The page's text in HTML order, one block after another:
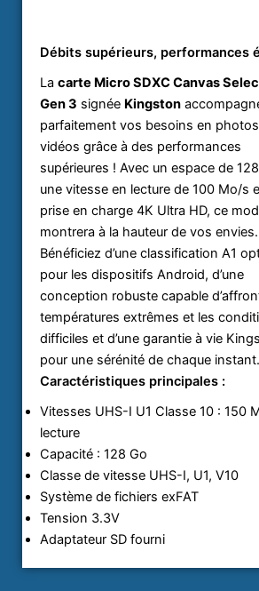
Débits supérieurs, performances
La carte Micro SDXC Canvas
Gen 3 signée Kingston
parfaitement vos besoins en
vidéos grâce à des performances
supérieures ! Avec un espace de
une vitesse en lecture de 100 Mo/s
prise en charge 4K Ultra HD, ce
montrera à la hauteur de vos envies.
Bénéficiez d’une classification A1
pour les dispositifs Android, d’une
conception robuste capable
températures extrêmes et les
difficiles et d’une garantie à vie
pour une sérénité de chaque instant.
Caractéristiques principales :
Vitesses UHS-I U1 Classe 10 : 150
lecture
Capacité : 128 Go
Classe de vitesse UHS-I, U1, V10
Système de fichiers exFAT
Tension 3.3V
Adaptateur SD fourni